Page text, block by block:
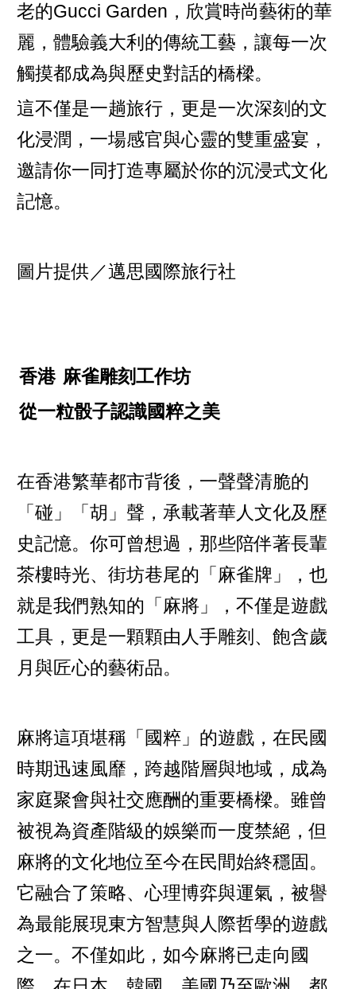
老的Gucci Garden，欣賞時尚藝術的華
麗，體驗義大利的傳統工藝，讓每一次
觸摸都成為與歷史對話的橋樑。
這不僅是一趟旅行，更是一次深刻的文
化浸潤，一場感官與心靈的雙重盛宴，
邀請你一同打造專屬於你的沉浸式文化
記憶。
圖片提供／邁思國際旅行社
香港 麻雀雕刻工作坊
從一粒骰子認識國粹之美
在香港繁華都市背後，一聲聲清脆的
「碰」「胡」聲，承載著華人文化及歷
史記憶。你可曾想過，那些陪伴著長輩
茶樓時光、街坊巷尾的「麻雀牌」，也
就是我們熟知的「麻將」，不僅是遊戲
工具，更是一顆顆由人手雕刻、飽含歲
月與匠心的藝術品。
麻將這項堪稱「國粹」的遊戲，在民國
時期迅速風靡，跨越階層與地域，成為
家庭聚會與社交應酬的重要橋樑。雖曾
被視為資產階級的娛樂而一度禁絕，但
麻將的文化地位至今在民間始終穩固。
它融合了策略、心理博弈與運氣，被譽
為最能展現東方智慧與人際哲學的遊戲
之一。不僅如此，如今麻將已走向國